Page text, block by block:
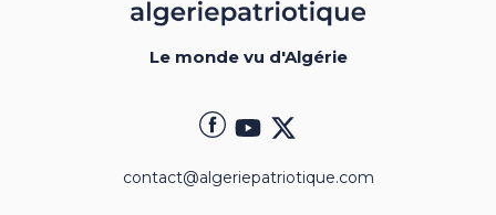
Le monde vu d'Algérie
contact@algeriepatriotique.com